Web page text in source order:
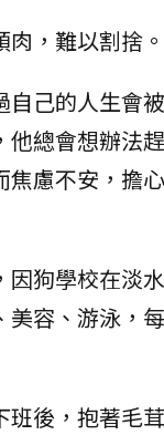
，難以割捨。
自己的人生會
總會想辦法
慮不安，擔
狗學校在淡
容、游泳，
後，抱著毛